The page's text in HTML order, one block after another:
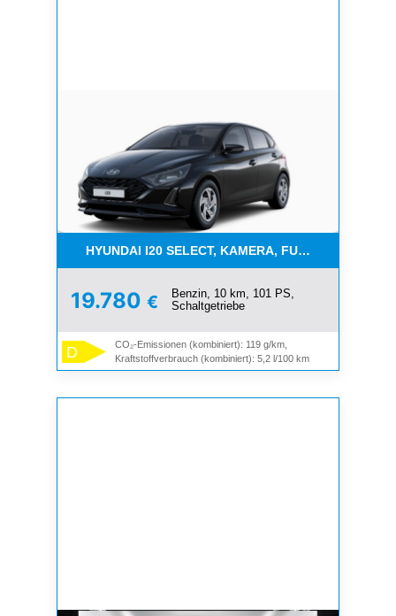
HYUNDAI I20 SELECT, KAMERA, FUNKT.PAKET,
19.780 €
Benzin, 10 km, 101 PS,
Schaltgetriebe
D
CO₂-Emissionen (kombiniert): 119 g/km,
Kraftstoffverbrauch (kombiniert): 5,2 l/100 km